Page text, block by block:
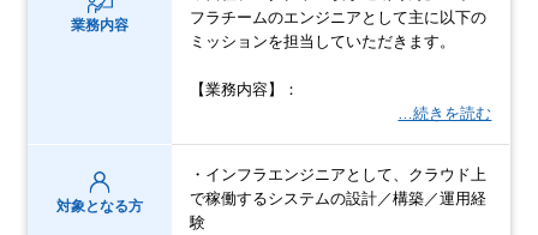
業務内容
フラチームのエンジニアとして主に以下の
ミッションを担当していただきます。
【業務内容】：
…続きを読む
対象となる方
・インフラエンジニアとして、クラウド上
で稼働するシステムの設計／構築／運用経
験